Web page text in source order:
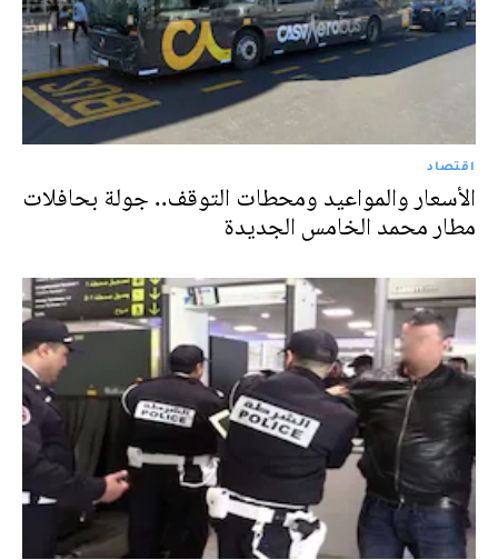
اقتصاد
الأسعار والمواعيد ومحطات التوقف.. جولة بحافلات
مطار محمد الخامس الجديدة